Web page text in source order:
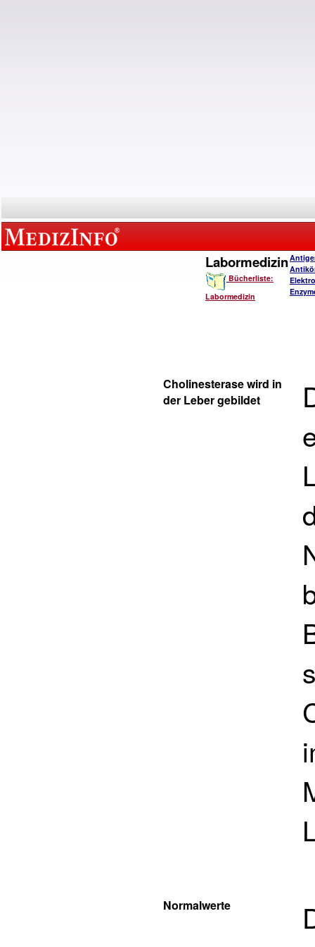
Labormedizin
Bücherliste:
Labormedizin
Cholinesterase wird in
der Leber gebildet
Normalwerte